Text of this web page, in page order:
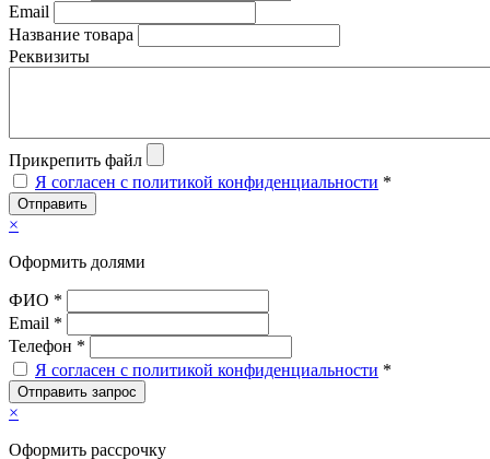
Email
Название товара
Реквизиты
Прикрепить файл
Я согласен с политикой конфиденциальности *
Отправить
×
Оформить долями
ФИО *
Email *
Телефон *
Я согласен с политикой конфиденциальности *
Отправить запрос
×
Оформить рассрочку